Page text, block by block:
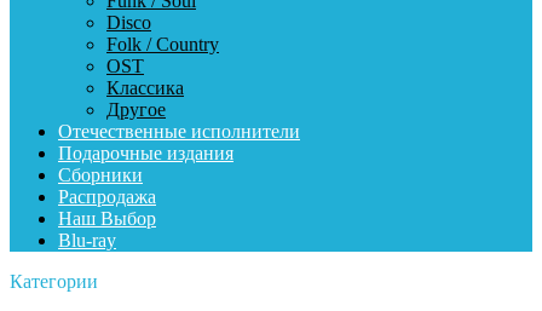
Disco
Folk / Country
OST
Классика
Другое
Отечественные исполнители
Подарочные издания
Сборники
Распродажа
Наш Выбор
Blu-ray
Категории